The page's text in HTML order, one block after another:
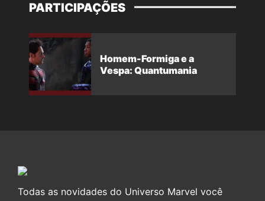
PARTICIPAÇÕES
Homem-Formiga e a
Vespa: Quantumania
Todas as novidades do Universo Marvel você